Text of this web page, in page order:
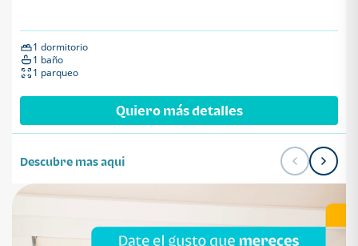
1 dormitorio
1 baño
1 parqueo
Quiero más detalles
Descubre mas aqui